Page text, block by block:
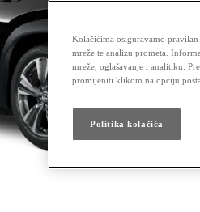
Kolačićima osiguravamo pravilan
mreže te analizu prometa.
mreže, oglašavanje i analitiku.
promijeniti klikom na opciju
Politika kolačića